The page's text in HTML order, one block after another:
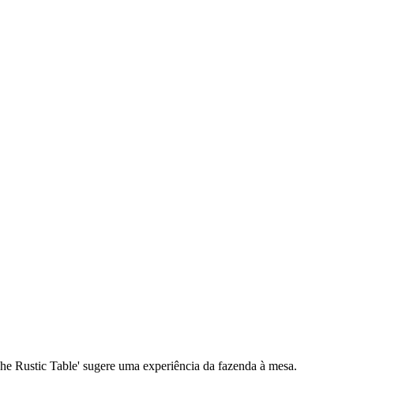
Rustic Table' sugere uma experiência da fazenda à mesa.